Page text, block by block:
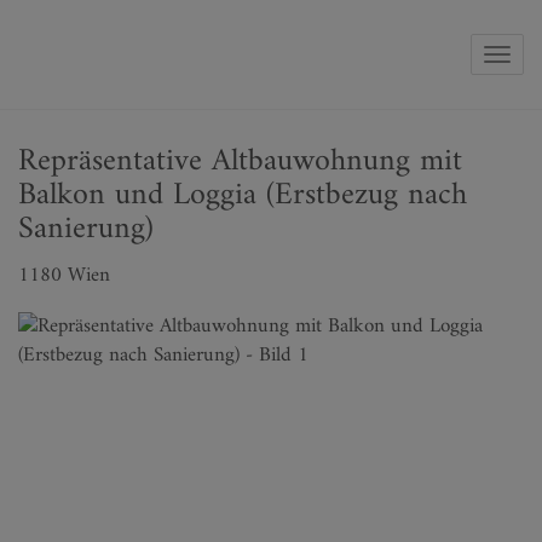
Repräsentative Altbauwohnung mit
Balkon und Loggia (Erstbezug nach
Sanierung)
1180 Wien